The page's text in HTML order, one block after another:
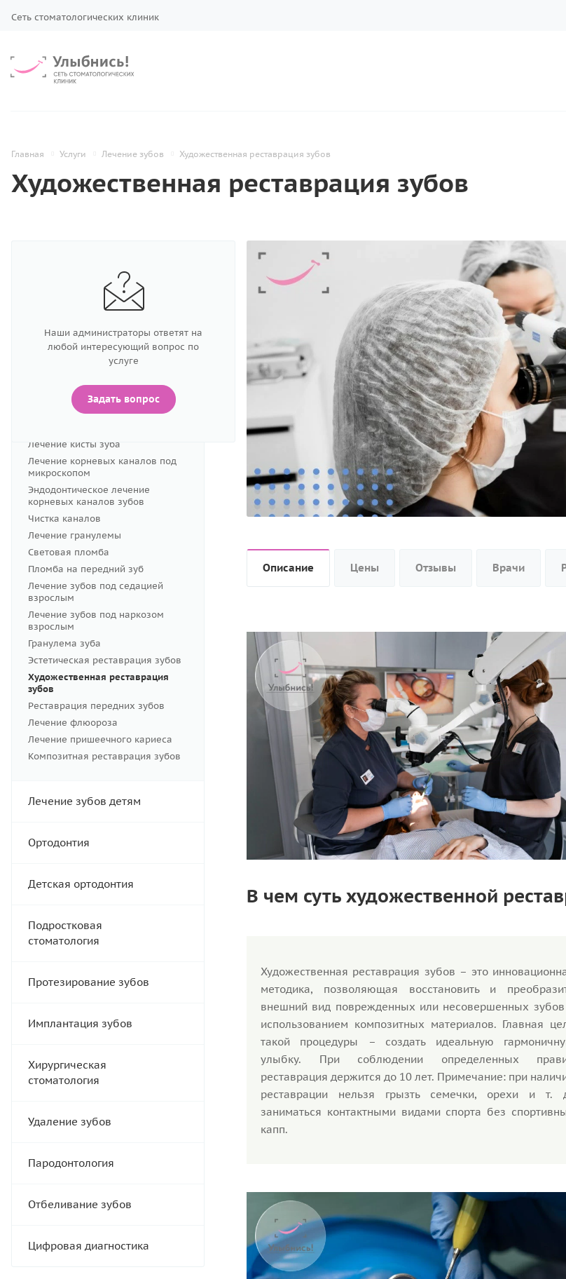
Сеть стоматологических клиник
Главная Услуги Лечение зубов Художественная реставрация зубов
Художественная реставрация зубов
Лечение зубов под микроскопом
Лечение пульпита
Лечение периодонтита
Лечение кисты зуба
Лечение корневых каналов под
микроскопом
Эндодонтическое лечение
корневых каналов зубов
Чистка каналов
Лечение гранулемы
Световая пломба
Пломба на передний зуб
Лечение зубов под седацией
взрослым
Лечение зубов под наркозом
взрослым
Гранулема зуба
Эстетическая реставрация зубов
Художественная реставрация
зубов
Реставрация передних зубов
Лечение флюороза
Лечение пришеечного кариеса
Композитная реставрация зубов
Лечение зубов детям
Ортодонтия
Детская ортодонтия
Подростковая
стоматология
Протезирование зубов
Имплантация зубов
Хирургическая
стоматология
Удаление зубов
Пародонтология
Отбеливание зубов
Цифровая диагностика
Наши администраторы ответят на
любой интересующий вопрос по
услуге
Задать вопрос
Описание Цены Отзывы Врачи
В чем суть художественной
Художественная реставрация зубов – это
методика, позволяющая восстановить и
внешний вид поврежденных или несовершенных зубов
использованием композитных материалов. Главная
такой процедуры – создать идеальную
улыбку. При соблюдении определенных
реставрация держится до 10 лет. Примечание: при
реставрации нельзя грызть семечки, орехи и т.
заниматься контактными видами спорта без
капп.